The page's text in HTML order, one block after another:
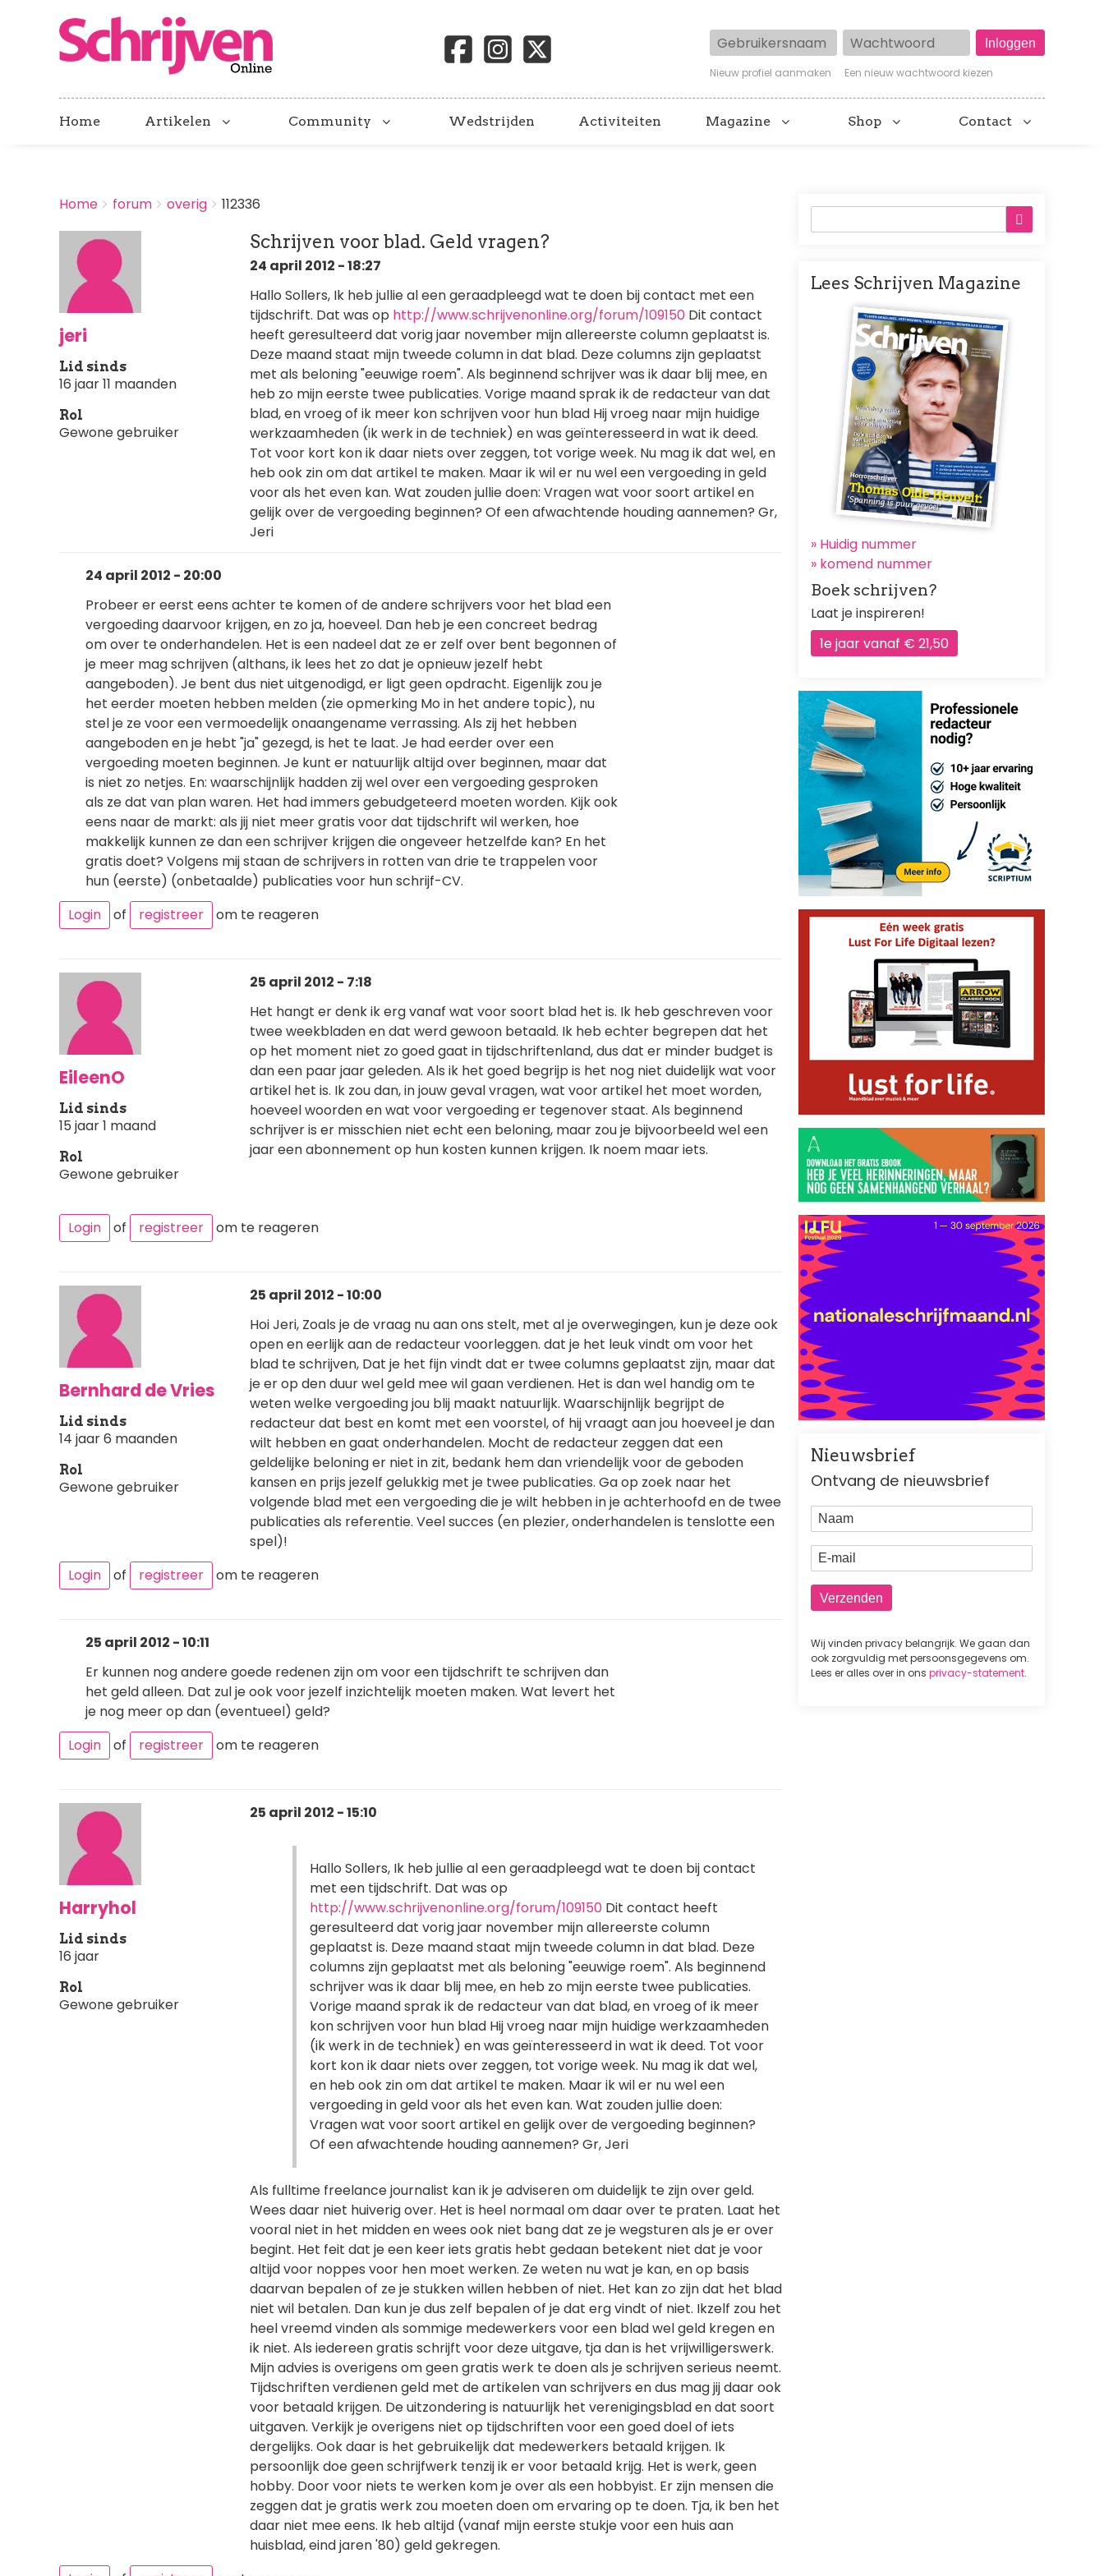
Gebruikersnaam Wachtwoord
Nieuw profiel aanmaken Een nieuw wachtwoord kiezen
Home Artikelen Community Wedstrijden Activiteiten Magazine Shop Contact
BREADCRUMBS
You
here:
Home forum overig 112336
jeri
Lid sinds
16 jaar 11 maanden
Rol
Gewone gebruiker
Schrijven voor blad. Geld vragen?
24 april 2012 - 18:27
Hallo Sollers, Ik heb jullie al een geraadpleegd wat te doen bij contact met een
tijdschrift. Dat was op http://www.schrijvenonline.org/forum/109150 Dit contact
heeft geresulteerd dat vorig jaar november mijn allereerste column geplaatst is.
Deze maand staat mijn tweede column in dat blad. Deze columns zijn geplaatst
met als beloning "eeuwige roem". Als beginnend schrijver was ik daar blij mee, en
heb zo mijn eerste twee publicaties. Vorige maand sprak ik de redacteur van dat
blad, en vroeg of ik meer kon schrijven voor hun blad Hij vroeg naar mijn huidige
werkzaamheden (ik werk in de techniek) en was geïnteresseerd in wat ik deed.
Tot voor kort kon ik daar niets over zeggen, tot vorige week. Nu mag ik dat wel, en
heb ook zin om dat artikel te maken. Maar ik wil er nu wel een vergoeding in geld
voor als het even kan. Wat zouden jullie doen: Vragen wat voor soort artikel en
gelijk over de vergoeding beginnen? Of een afwachtende houding aannemen? Gr,
Jeri
24 april 2012 - 20:00
Probeer er eerst eens achter te komen of de andere schrijvers voor het blad een
vergoeding daarvoor krijgen, en zo ja, hoeveel. Dan heb je een concreet bedrag
om over te onderhandelen. Het is een nadeel dat ze er zelf over bent begonnen of
je meer mag schrijven (althans, ik lees het zo dat je opnieuw jezelf hebt
aangeboden). Je bent dus niet uitgenodigd, er ligt geen opdracht. Eigenlijk zou je
het eerder moeten hebben melden (zie opmerking Mo in het andere topic), nu
stel je ze voor een vermoedelijk onaangename verrassing. Als zij het hebben
aangeboden en je hebt "ja" gezegd, is het te laat. Je had eerder over een
vergoeding moeten beginnen. Je kunt er natuurlijk altijd over beginnen, maar dat
is niet zo netjes. En: waarschijnlijk hadden zij wel over een vergoeding gesproken
als ze dat van plan waren. Het had immers gebudgeteerd moeten worden. Kijk ook
eens naar de markt: als jij niet meer gratis voor dat tijdschrift wil werken, hoe
makkelijk kunnen ze dan een schrijver krijgen die ongeveer hetzelfde kan? En het
gratis doet? Volgens mij staan de schrijvers in rotten van drie te trappelen voor
hun (eerste) (onbetaalde) publicaties voor hun schrijf-CV.
Login
of registreer om te reageren
EileenO
Lid sinds
15 jaar 1 maand
Rol
Gewone gebruiker
25 april 2012 - 7:18
Het hangt er denk ik erg vanaf wat voor soort blad het is. Ik heb geschreven voor
twee weekbladen en dat werd gewoon betaald. Ik heb echter begrepen dat het
op het moment niet zo goed gaat in tijdschriftenland, dus dat er minder budget is
dan een paar jaar geleden. Als ik het goed begrijp is het nog niet duidelijk wat voor
artikel het is. Ik zou dan, in jouw geval vragen, wat voor artikel het moet worden,
hoeveel woorden en wat voor vergoeding er tegenover staat. Als beginnend
schrijver is er misschien niet echt een beloning, maar zou je bijvoorbeeld wel een
jaar een abonnement op hun kosten kunnen krijgen. Ik noem maar iets.
Login of registreer om te reageren
Bernhard de Vries
Lid sinds
14 jaar 6 maanden
Rol
Gewone gebruiker
25 april 2012 - 10:00
Hoi Jeri, Zoals je de vraag nu aan ons stelt, met al je overwegingen, kun je deze ook
open en eerlijk aan de redacteur voorleggen. dat je het leuk vindt om voor het
blad te schrijven, Dat je het fijn vindt dat er twee columns geplaatst zijn, maar dat
je er op den duur wel geld mee wil gaan verdienen. Het is dan wel handig om te
weten welke vergoeding jou blij maakt natuurlijk. Waarschijnlijk begrijpt de
redacteur dat best en komt met een voorstel, of hij vraagt aan jou hoeveel je dan
wilt hebben en gaat onderhandelen. Mocht de redacteur zeggen dat een
geldelijke beloning er niet in zit, bedank hem dan vriendelijk voor de geboden
kansen en prijs jezelf gelukkig met je twee publicaties. Ga op zoek naar het
volgende blad met een vergoeding die je wilt hebben in je achterhoofd en de twee
publicaties als referentie. Veel succes (en plezier, onderhandelen is tenslotte een
spel)!
Login
of registreer om te reageren
25 april 2012 - 10:11
Er kunnen nog andere goede redenen zijn om voor een tijdschrift te schrijven dan
het geld alleen. Dat zul je ook voor jezelf inzichtelijk moeten maken. Wat levert het
je nog meer op dan (eventueel) geld?
Login
of registreer om te reageren
Harryhol
Lid sinds
16 jaar
Rol
Gewone gebruiker
25 april 2012 - 15:10
Hallo Sollers, Ik heb jullie al een geraadpleegd wat te doen bij contact
met een tijdschrift. Dat was op
http://www.schrijvenonline.org/forum/109150 Dit contact heeft
geresulteerd dat vorig jaar november mijn allereerste column
geplaatst is. Deze maand staat mijn tweede column in dat blad. Deze
columns zijn geplaatst met als beloning "eeuwige roem". Als beginnend
schrijver was ik daar blij mee, en heb zo mijn eerste twee publicaties.
Vorige maand sprak ik de redacteur van dat blad, en vroeg of ik meer
kon schrijven voor hun blad Hij vroeg naar mijn huidige werkzaamheden
(ik werk in de techniek) en was geïnteresseerd in wat ik deed. Tot voor
kort kon ik daar niets over zeggen, tot vorige week. Nu mag ik dat wel,
en heb ook zin om dat artikel te maken. Maar ik wil er nu wel een
vergoeding in geld voor als het even kan. Wat zouden jullie doen:
Vragen wat voor soort artikel en gelijk over de vergoeding beginnen?
Of een afwachtende houding aannemen? Gr, Jeri
Als fulltime freelance journalist kan ik je adviseren om duidelijk te zijn over geld.
Wees daar niet huiverig over. Het is heel normaal om daar over te praten. Laat het
vooral niet in het midden en wees ook niet bang dat ze je wegsturen als je er over
begint. Het feit dat je een keer iets gratis hebt gedaan betekent niet dat je voor
altijd voor noppes voor hen moet werken. Ze weten nu wat je kan, en op basis
daarvan bepalen of ze je stukken willen hebben of niet. Het kan zo zijn dat het blad
niet wil betalen. Dan kun je dus zelf bepalen of je dat erg vindt of niet. Ikzelf zou het
heel vreemd vinden als sommige medewerkers voor een blad wel geld kregen en
ik niet. Als iedereen gratis schrijft voor deze uitgave, tja dan is het vrijwilligerswerk.
Mijn advies is overigens om geen gratis werk te doen als je schrijven serieus neemt.
Tijdschriften verdienen geld met de artikelen van schrijvers en dus mag jij daar ook
voor betaald krijgen. De uitzondering is natuurlijk het verenigingsblad en dat soort
uitgaven. Verkijk je overigens niet op tijdschriften voor een goed doel of iets
dergelijks. Ook daar is het gebruikelijk dat medewerkers betaald krijgen. Ik
persoonlijk doe geen schrijfwerk tenzij ik er voor betaald krijg. Het is werk, geen
hobby. Door voor niets te werken kom je over als een hobbyist. Er zijn mensen die
zeggen dat je gratis werk zou moeten doen om ervaring op te doen. Tja, ik ben het
daar niet mee eens. Ik heb altijd (vanaf mijn eerste stukje voor een huis aan
huisblad, eind jaren '80) geld gekregen.
Lees Schrijven Magazine
Afbeelding
» Huidig nummer
» komend nummer
Boek schrijven?
Laat je inspireren!
1e jaar vanaf € 21,50
Nieuwsbrief
Ontvang de nieuwsbrief
Naam
E-mail
Wij vinden privacy belangrijk. We gaan dan
ook zorgvuldig met persoonsgegevens om.
Lees er alles over in ons privacy-statement.